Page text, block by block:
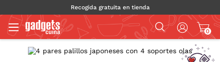
Recogida gratuita en tienda
0